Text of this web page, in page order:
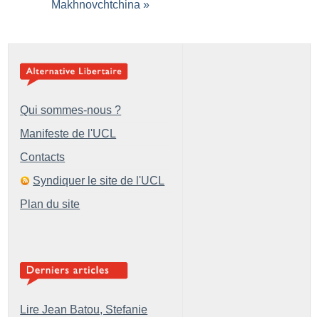
Makhnovchtchina »
Qui sommes-nous ?
Manifeste de l'UCL
Contacts
Syndiquer le site de l'UCL
Plan du site
Lire Jean Batou, Stefanie